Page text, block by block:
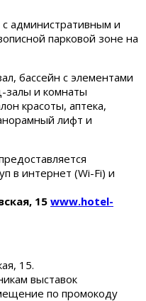
с административным и
парковой зоне на
бассейн с элементами
залы и комнаты
красоты, аптека,
лифт и
в интернет (Wi-Fi) и
15 www.hotel-
15.
выставок
по промокоду